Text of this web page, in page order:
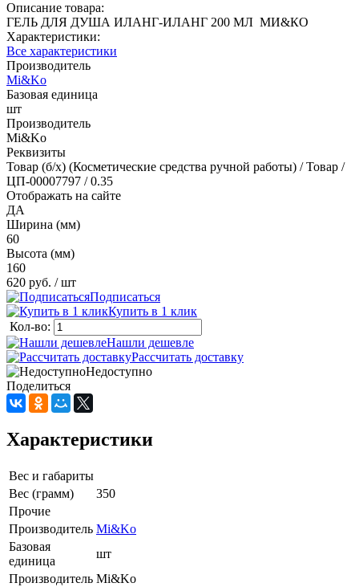
Описание товара:
ГЕЛЬ ДЛЯ ДУША ИЛАНГ-ИЛАНГ 200 МЛ МИ&КО
Характеристики:
Все характеристики
Производитель
Mi&Ko
Базовая единица
шт
Производитель
Mi&Ko
Реквизиты
Товар (б/х) (Косметические средства ручной работы) / Товар /
ЦП-00007797 / 0.35
Отображать на сайте
ДА
Ширина (мм)
60
Высота (мм)
160
620 руб. / шт
Подписаться
Купить в 1 клик
Кол-во:
Нашли дешевле
Рассчитать доставку
Недоступно
Поделиться
Характеристики
Вес и габариты
Вес (грамм)
350
Прочие
Производитель Mi&Ko
Базовая
единица
шт
Производитель Mi&Ko